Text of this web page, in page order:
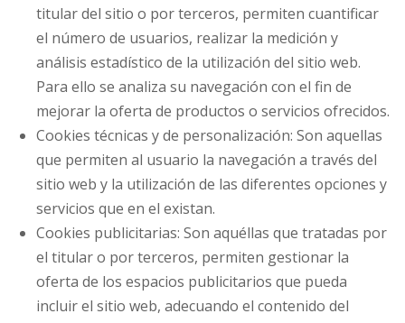
titular del sitio o por terceros, permiten cuantificar
el número de usuarios, realizar la medición y
análisis estadístico de la utilización del sitio web.
Para ello se analiza su navegación con el fin de
mejorar la oferta de productos o servicios ofrecidos.
Cookies técnicas y de personalización: Son aquellas
que permiten al usuario la navegación a través del
sitio web y la utilización de las diferentes opciones y
servicios que en el existan.
Cookies publicitarias: Son aquéllas que tratadas por
el titular o por terceros, permiten gestionar la
oferta de los espacios publicitarios que pueda
incluir el sitio web, adecuando el contenido del